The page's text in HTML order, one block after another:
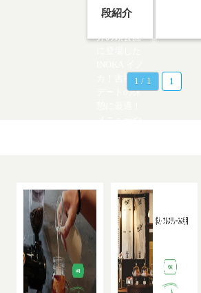
段紹介
井の頭公園
カ！吉祥寺
デートの休
1 / 1 1